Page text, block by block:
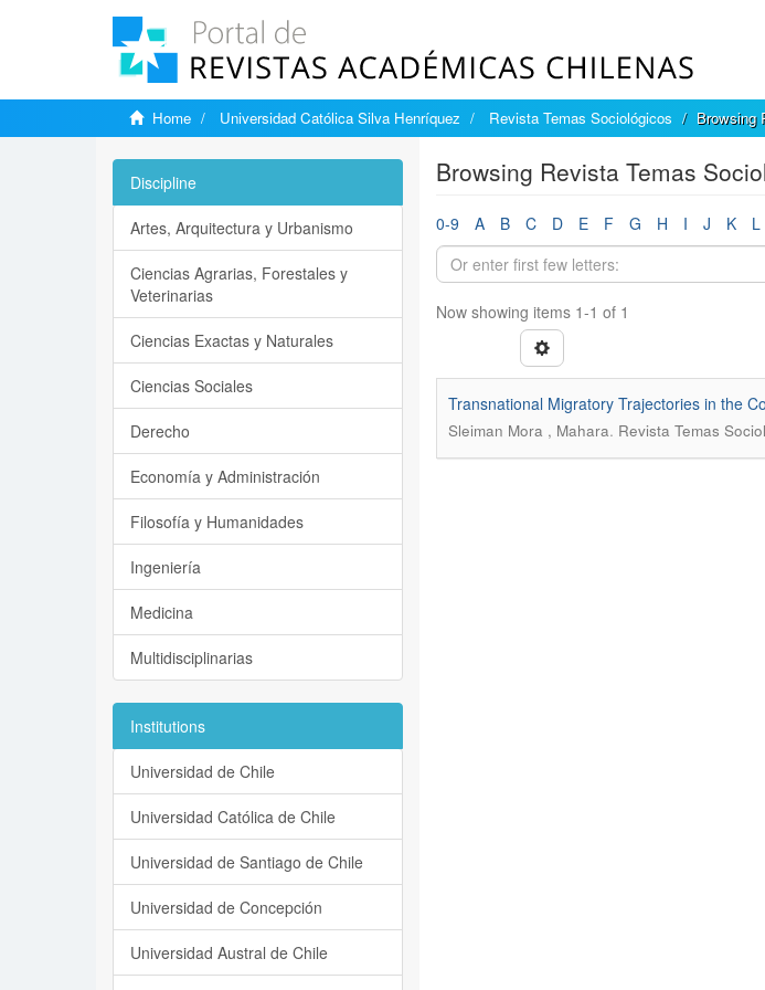
Home Universidad Católica Silva Henríquez Revista Temas Sociológicos Browsing
Browsing Revista Temas
0-9 A B C D E F G H I J K L
Now showing items 1-1 of 1
Transnational Migratory Trajectories in the
Sleiman Mora , Mahara. Revista Temas
Discipline
Artes, Arquitectura y Urbanismo
Ciencias Agrarias, Forestales y
Veterinarias
Ciencias Exactas y Naturales
Ciencias Sociales
Derecho
Economía y Administración
Filosofía y Humanidades
Ingeniería
Medicina
Multidisciplinarias
Institutions
Universidad de Chile
Universidad Católica de Chile
Universidad de Santiago de Chile
Universidad de Concepción
Universidad Austral de Chile